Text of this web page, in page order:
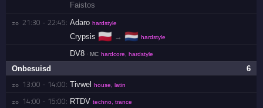
Faistos
zo 21:30 - 22:45: Adaro hardstyle
Crypsis 🇵🇱 → 🇳🇱 hardstyle
DV8 · MC hardcore, hardstyle
6
Onbesuisd
zo 13:00 - 14:00: Tivwel house, latin
zo 14:00 - 15:00: RTDV techno, trance